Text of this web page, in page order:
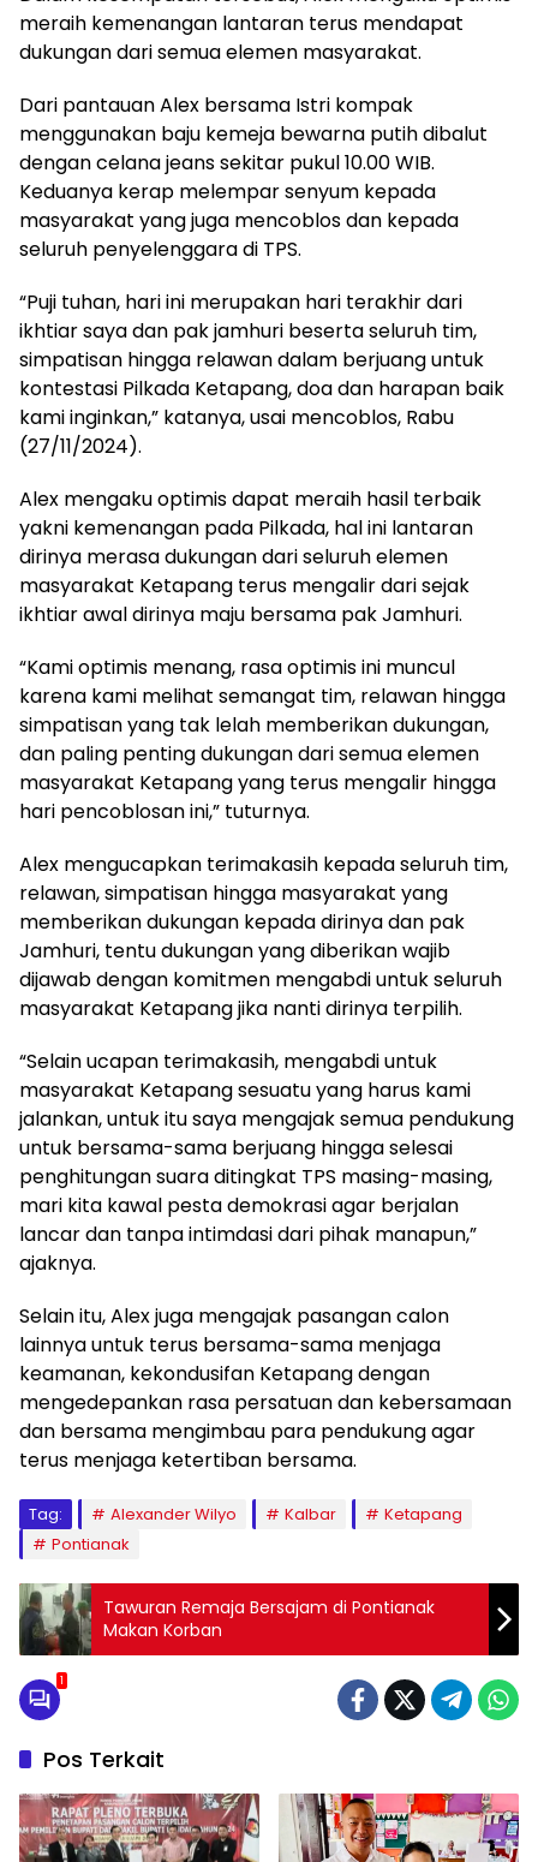
meraih kemenangan lantaran terus mendapat
dukungan dari semua elemen masyarakat.
Dari pantauan Alex bersama Istri kompak
menggunakan baju kemeja bewarna putih dibalut
dengan celana jeans sekitar pukul 10.00 WIB.
Keduanya kerap melempar senyum kepada
masyarakat yang juga mencoblos dan kepada
seluruh penyelenggara di TPS.
“Puji tuhan, hari ini merupakan hari terakhir dari
ikhtiar saya dan pak jamhuri beserta seluruh tim,
simpatisan hingga relawan dalam berjuang untuk
kontestasi Pilkada Ketapang, doa dan harapan baik
kami inginkan,” katanya, usai mencoblos, Rabu
(27/11/2024).
Alex mengaku optimis dapat meraih hasil terbaik
yakni kemenangan pada Pilkada, hal ini lantaran
dirinya merasa dukungan dari seluruh elemen
masyarakat Ketapang terus mengalir dari sejak
ikhtiar awal dirinya maju bersama pak Jamhuri.
“Kami optimis menang, rasa optimis ini muncul
karena kami melihat semangat tim, relawan hingga
simpatisan yang tak lelah memberikan dukungan,
dan paling penting dukungan dari semua elemen
masyarakat Ketapang yang terus mengalir hingga
hari pencoblosan ini,” tuturnya.
Alex mengucapkan terimakasih kepada seluruh tim,
relawan, simpatisan hingga masyarakat yang
memberikan dukungan kepada dirinya dan pak
Jamhuri, tentu dukungan yang diberikan wajib
dijawab dengan komitmen mengabdi untuk seluruh
masyarakat Ketapang jika nanti dirinya terpilih.
“Selain ucapan terimakasih, mengabdi untuk
masyarakat Ketapang sesuatu yang harus kami
jalankan, untuk itu saya mengajak semua pendukung
untuk bersama-sama berjuang hingga selesai
penghitungan suara ditingkat TPS masing-masing,
mari kita kawal pesta demokrasi agar berjalan
lancar dan tanpa intimdasi dari pihak manapun,”
ajaknya.
Selain itu, Alex juga mengajak pasangan calon
lainnya untuk terus bersama-sama menjaga
keamanan, kekondusifan Ketapang dengan
mengedepankan rasa persatuan dan kebersamaan
dan bersama mengimbau para pendukung agar
terus menjaga ketertiban bersama.
Tag: Alexander Wilyo Kalbar
Ketapang
Pontianak
Tawuran Remaja Bersajam di Pontianak
Makan Korban
1
Pos Terkait